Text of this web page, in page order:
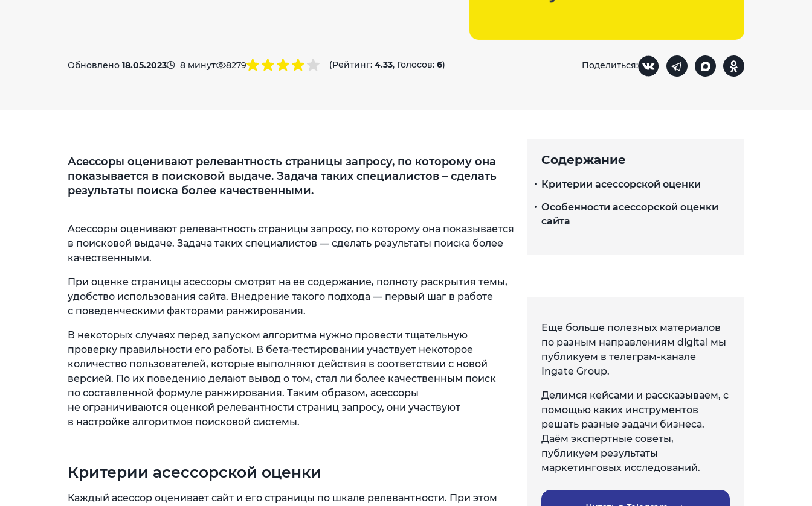
Обновлено 18.05.2023 8 минут 8279 (Рейтинг: 4.33, Голосов: 6) Поделиться:
Асессоры оценивают релевантность страницы запросу, по которому она
показывается в поисковой выдаче. Задача таких специалистов – сделать
результаты поиска более качественными.
Асессоры оценивают релевантность страницы запросу, по которому она показывается
в поисковой выдаче. Задача таких специалистов — сделать результаты поиска более
качественными.
При оценке страницы асессоры смотрят на ее содержание, полноту раскрытия темы,
удобство использования сайта. Внедрение такого подхода — первый шаг в работе
с поведенческими факторами ранжирования.
В некоторых случаях перед запуском алгоритма нужно провести тщательную
проверку правильности его работы. В бета-тестировании участвует некоторое
количество пользователей, которые выполняют действия в соответствии с новой
версией. По их поведению делают вывод о том, стал ли более качественным поиск
по составленной формуле ранжирования. Таким образом, асессоры
не ограничиваются оценкой релевантности страниц запросу, они участвуют
в настройке алгоритмов поисковой системы.
Критерии асессорской оценки
Каждый асессор оценивает сайт и его страницы по шкале релевантности. При этом
Содержание
Критерии асессорской оценки
Особенности асессорской оценки
сайта
Еще больше полезных материалов
по разным направлениям digital мы
публикуем в телеграм-канале
Ingate Group.
Делимся кейсами и рассказываем, с
помощью каких инструментов
решать разные задачи бизнеса.
Даём экспертные советы,
публикуем результаты
маркетинговых исследований.